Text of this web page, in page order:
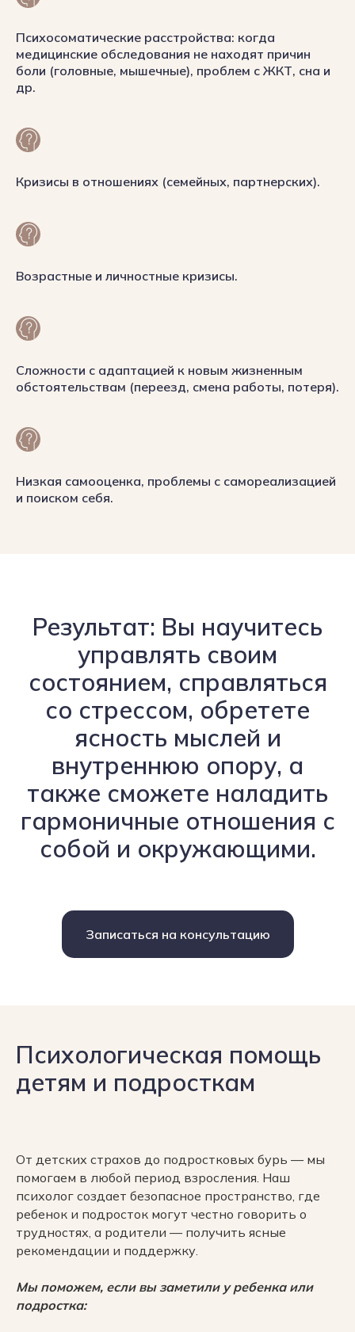
Психосоматические расстройства: когда
медицинские обследования не находят причин
боли (головные, мышечные), проблем с ЖКТ, сна и
др.
Кризисы в отношениях (семейных, партнерских).
Возрастные и личностные кризисы.
Сложности с адаптацией к новым жизненным
обстоятельствам (переезд, смена работы, потеря).
Низкая самооценка, проблемы с самореализацией
и поиском себя.
Результат: Вы научитесь
управлять своим
состоянием, справляться
со стрессом, обретете
ясность мыслей и
внутреннюю опору, а
также сможете наладить
гармоничные отношения с
собой и окружающими.
Записаться на консультацию
Психологическая помощь
детям и подросткам
От детских страхов до подростковых бурь — мы
помогаем в любой период взросления. Наш
психолог создает безопасное пространство, где
ребенок и подросток могут честно говорить о
трудностях, а родители — получить ясные
рекомендации и поддержку.
Мы поможем, если вы заметили у ребенка или
подростка:
Наш подход:
правильно?
О
клинике
О
клинике